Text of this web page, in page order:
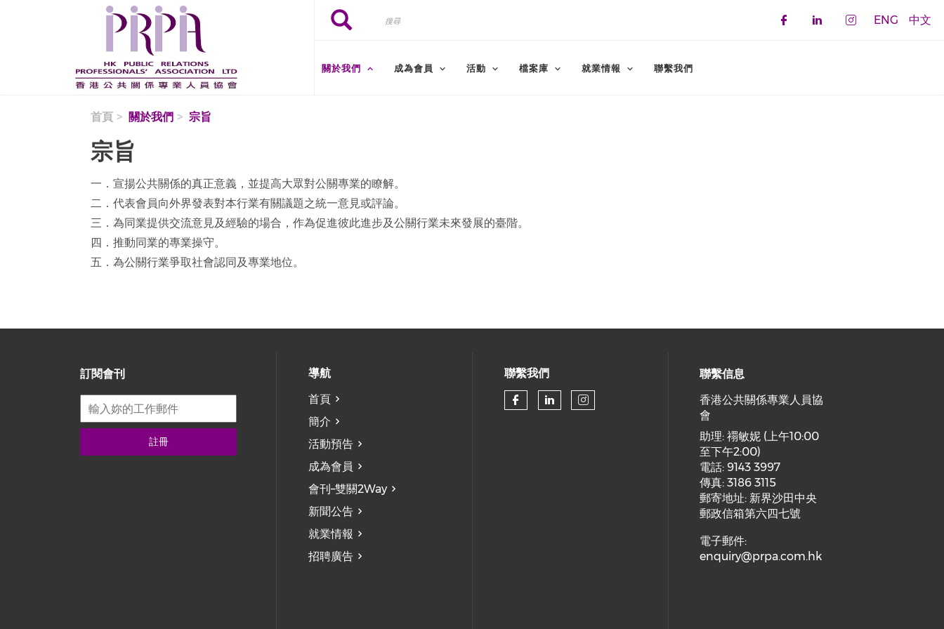
搜
尋
搜尋 ENG 中文
關於我們 成為會員 活動 檔案庫 就業情報 聯繫我們
首頁 關於我們 宗旨
宗旨
一．宣揚公共關係的真正意義，並提高大眾對公關專業的瞭解。
二．代表會員向外界發表對本行業有關議題之統一意見或評論。
三．為同業提供交流意見及經驗的場合，作為促進彼此進步及公關行業未來發展的臺階。
四．推動同業的專業操守。
五．為公關行業爭取社會認同及專業地位。
訂閱會刊
註冊
導航
首頁
簡介
活動預告
成為會員
會刊–雙關2Way
新聞公告
就業情報
招聘廣告
聯繫我們
Check our social media on facebook (opens in
Check our social media on linkedin (opens
Check our social media on instagram
聯繫信息
香港公共關係專業人員協
會
助理: 禤敏妮 (上午10:00
至下午2:00)
電話: 9143 3997
傳真: 3186 3115
郵寄地址: 新界沙田中央
郵政信箱第六四七號
電子郵件:
enquiry@prpa.com.hk